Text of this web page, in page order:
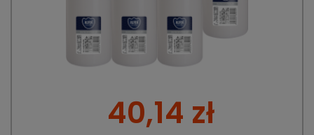
40,14 zł